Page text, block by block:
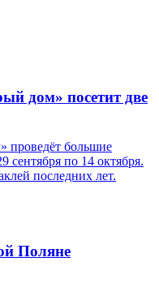
дом» посетит две
проведёт большие
сентября по 14 октября.
последних лет.
Поляне